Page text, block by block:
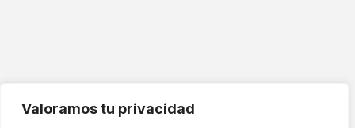
Valoramos tu privacidad
Aviso Legal
Política de Privacidad